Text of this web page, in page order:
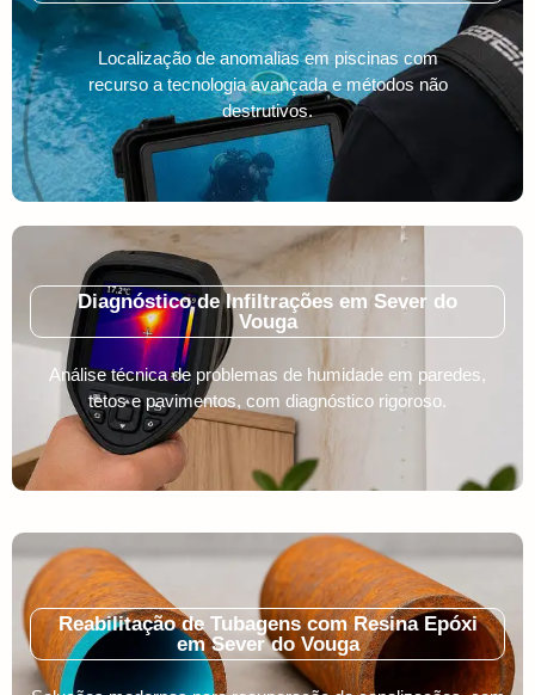
Localização de anomalias em piscinas com
recurso a tecnologia avançada e métodos não
destrutivos.
Diagnóstico de Infiltrações em Sever do
Vouga
Análise técnica de problemas de humidade em paredes,
tetos e pavimentos, com diagnóstico rigoroso.
Reabilitação de Tubagens com Resina Epóxi
em Sever do Vouga